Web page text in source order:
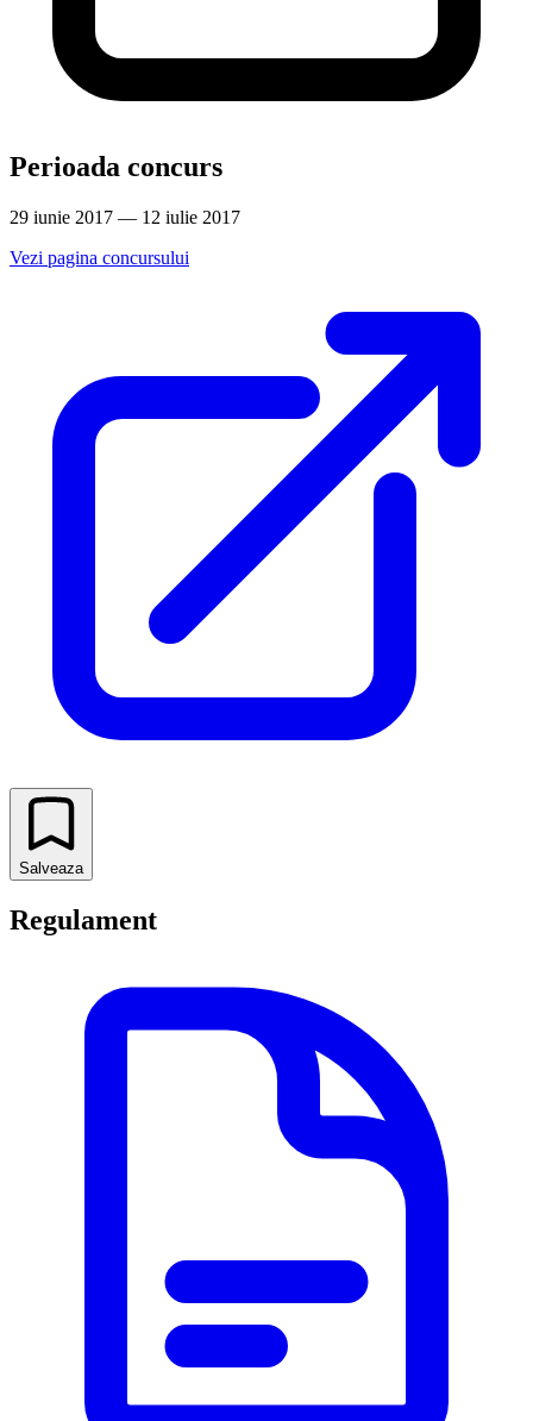
Perioada concurs
29 iunie 2017 — 12 iulie 2017
Vezi pagina concursului
Salveaza
Regulament